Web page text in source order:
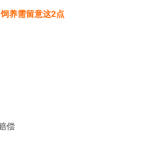
养需留意这2点
偿